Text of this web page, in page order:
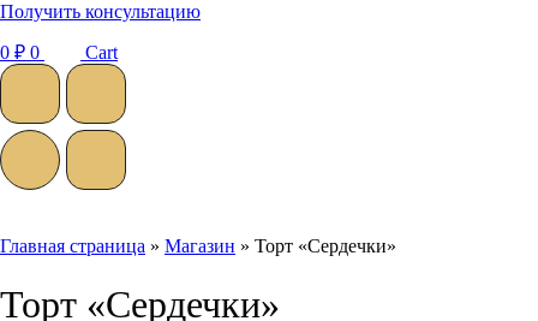
Получить консультацию
0 ₽ 0 Cart
Главная страница » Магазин » Торт «Сердечки»
Торт «Сердечки»